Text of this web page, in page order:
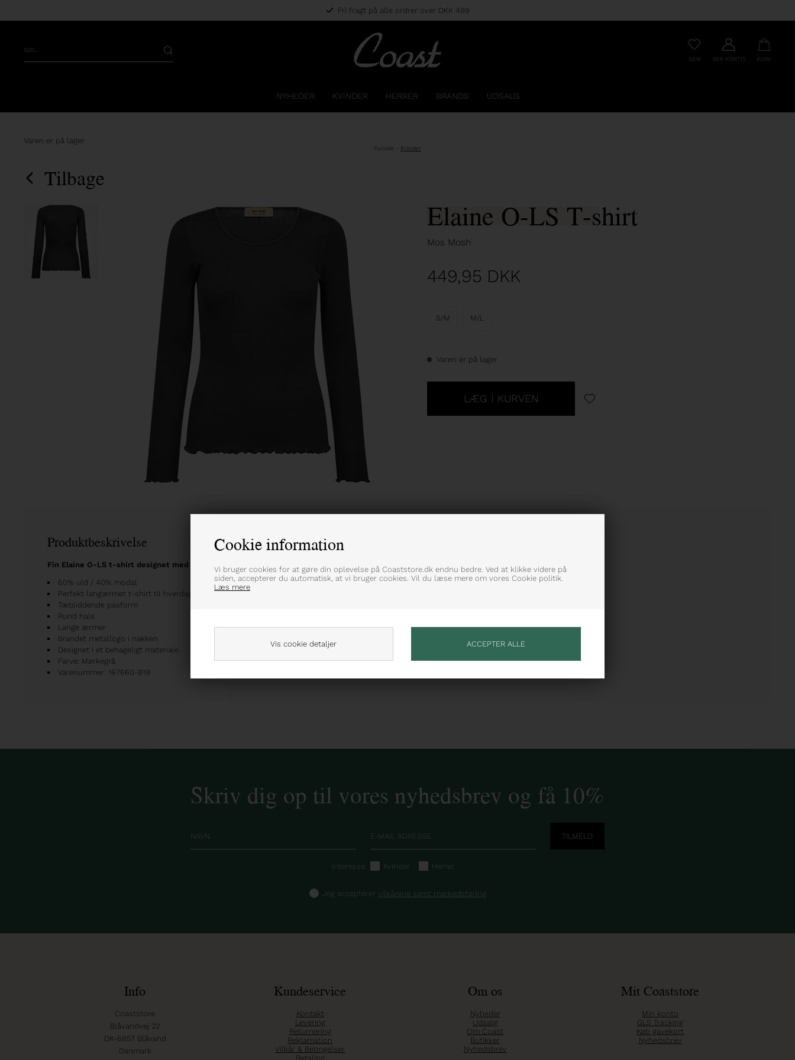
Cookie information
Vi bruger cookies for at gøre din oplevelse på Coaststore.dk endnu bedre. Ved at klikke videre på
siden, accepterer du automatisk, at vi bruger cookies. Vil du læse mere om vores Cookie politik.
Læs mere
Vis cookie detaljer
Fri fragt på alle ordrer over DKK 499
GEM MIN KONTO KURV
NYHEDER KVINDER HERRER BRANDS UDSALG
Varen er på lager
Forside - Kvinder
Tilbage
Elaine O-LS T-shirt
Mos Mosh
449,95 DKK
S/M M/L
Varen er på lager
Produktbeskrivelse
Fin Elaine O-LS t-shirt designet med yndige og romantiske bølgede sømkanter
60% uld / 40% modal
Perfekt langærmet t-shirt til hverdagsbrug
Tætsiddende pasform
Rund hals
Lange ærmer
Brandet metallogo i nakken
Designet i et behageligt materiale
Farve: Mørkegrå
Varenummer: 167660-819
Skriv dig op til vores nyhedsbrev og få 10%
Interesse: Kvinder Herrer
Jeg accepterer vilkårene samt markedsføring
Info
Coaststore
Blåvandvej 22
DK-6857 Blåvand
Danmark
Kundeservice
Kontakt
Levering
Returnering
Reklamation
Vilkår & Betingelser
Betaling
Om os
Nyheder
Udsalg
Om Coast
Butikker
Nyhedsbrev
Mit Coaststore
Min konto
GLS Tracking
Køb gavekort
Nyhedsbrev